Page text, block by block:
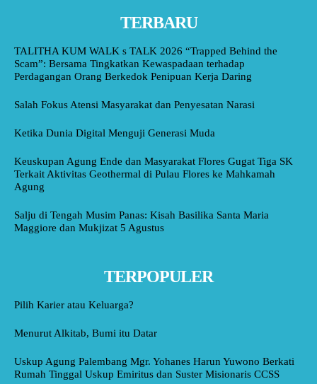
TERBARU
TALITHA KUM WALK s TALK 2026 “Trapped Behind the
Scam”: Bersama Tingkatkan Kewaspadaan terhadap
Perdagangan Orang Berkedok Penipuan Kerja Daring
Salah Fokus Atensi Masyarakat dan Penyesatan Narasi
Ketika Dunia Digital Menguji Generasi Muda
Keuskupan Agung Ende dan Masyarakat Flores Gugat Tiga SK
Terkait Aktivitas Geothermal di Pulau Flores ke Mahkamah
Agung
Salju di Tengah Musim Panas: Kisah Basilika Santa Maria
Maggiore dan Mukjizat 5 Agustus
TERPOPULER
Pilih Karier atau Keluarga?
Menurut Alkitab, Bumi itu Datar
Uskup Agung Palembang Mgr. Yohanes Harun Yuwono Berkati
Rumah Tinggal Uskup Emiritus dan Suster Misionaris CCSS